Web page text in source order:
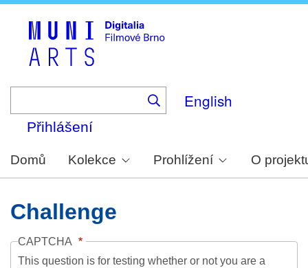
English
Přihlášení
Domů Kolekce Prohlížení O
Challenge
CAPTCHA
This question is for testing whether or not you are a